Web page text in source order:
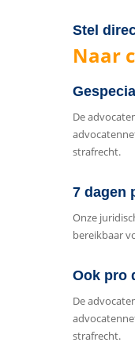
Stel
Naar
De
strafrecht.
7 dagen
Onze
bereikbaar
Ook pro
De
strafrecht.